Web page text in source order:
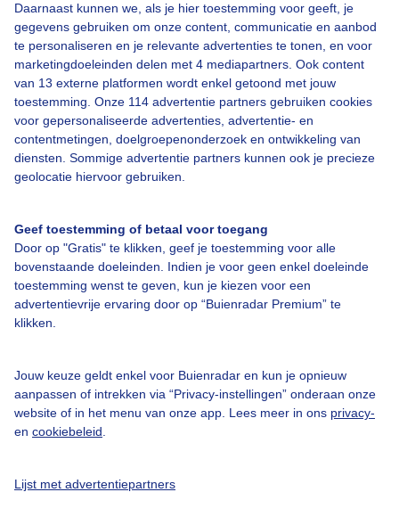
Daarnaast kunnen we, als je hier toestemming voor geeft, je
gegevens gebruiken om onze content, communicatie en aanbod
te personaliseren en je relevante advertenties te tonen, en voor
marketingdoeleinden delen met 4 mediapartners. Ook content
van 13 externe platformen wordt enkel getoond met jouw
toestemming. Onze 114 advertentie partners gebruiken cookies
voor gepersonaliseerde advertenties, advertentie- en
contentmetingen, doelgroepenonderzoek en ontwikkeling van
diensten. Sommige advertentie partners kunnen ook je precieze
geolocatie hiervoor gebruiken.
Geef toestemming of betaal voor toegang
Door op "Gratis" te klikken, geef je toestemming voor alle
bovenstaande doeleinden. Indien je voor geen enkel doeleinde
toestemming wenst te geven, kun je kiezen voor een
advertentievrije ervaring door op “Buienradar Premium” te
klikken.
Jouw keuze geldt enkel voor Buienradar en kun je opnieuw
aanpassen of intrekken via “Privacy-instellingen” onderaan onze
website of in het menu van onze app. Lees meer in ons privacy-
en cookiebeleid
Lijst met advertentiepartners
Een moment geduld aub...
Over Buienradar
Veelgestelde vragen
Contact
Toegankelijkheid
Buienradar Team
Privacy beleid
Privacy instellingen